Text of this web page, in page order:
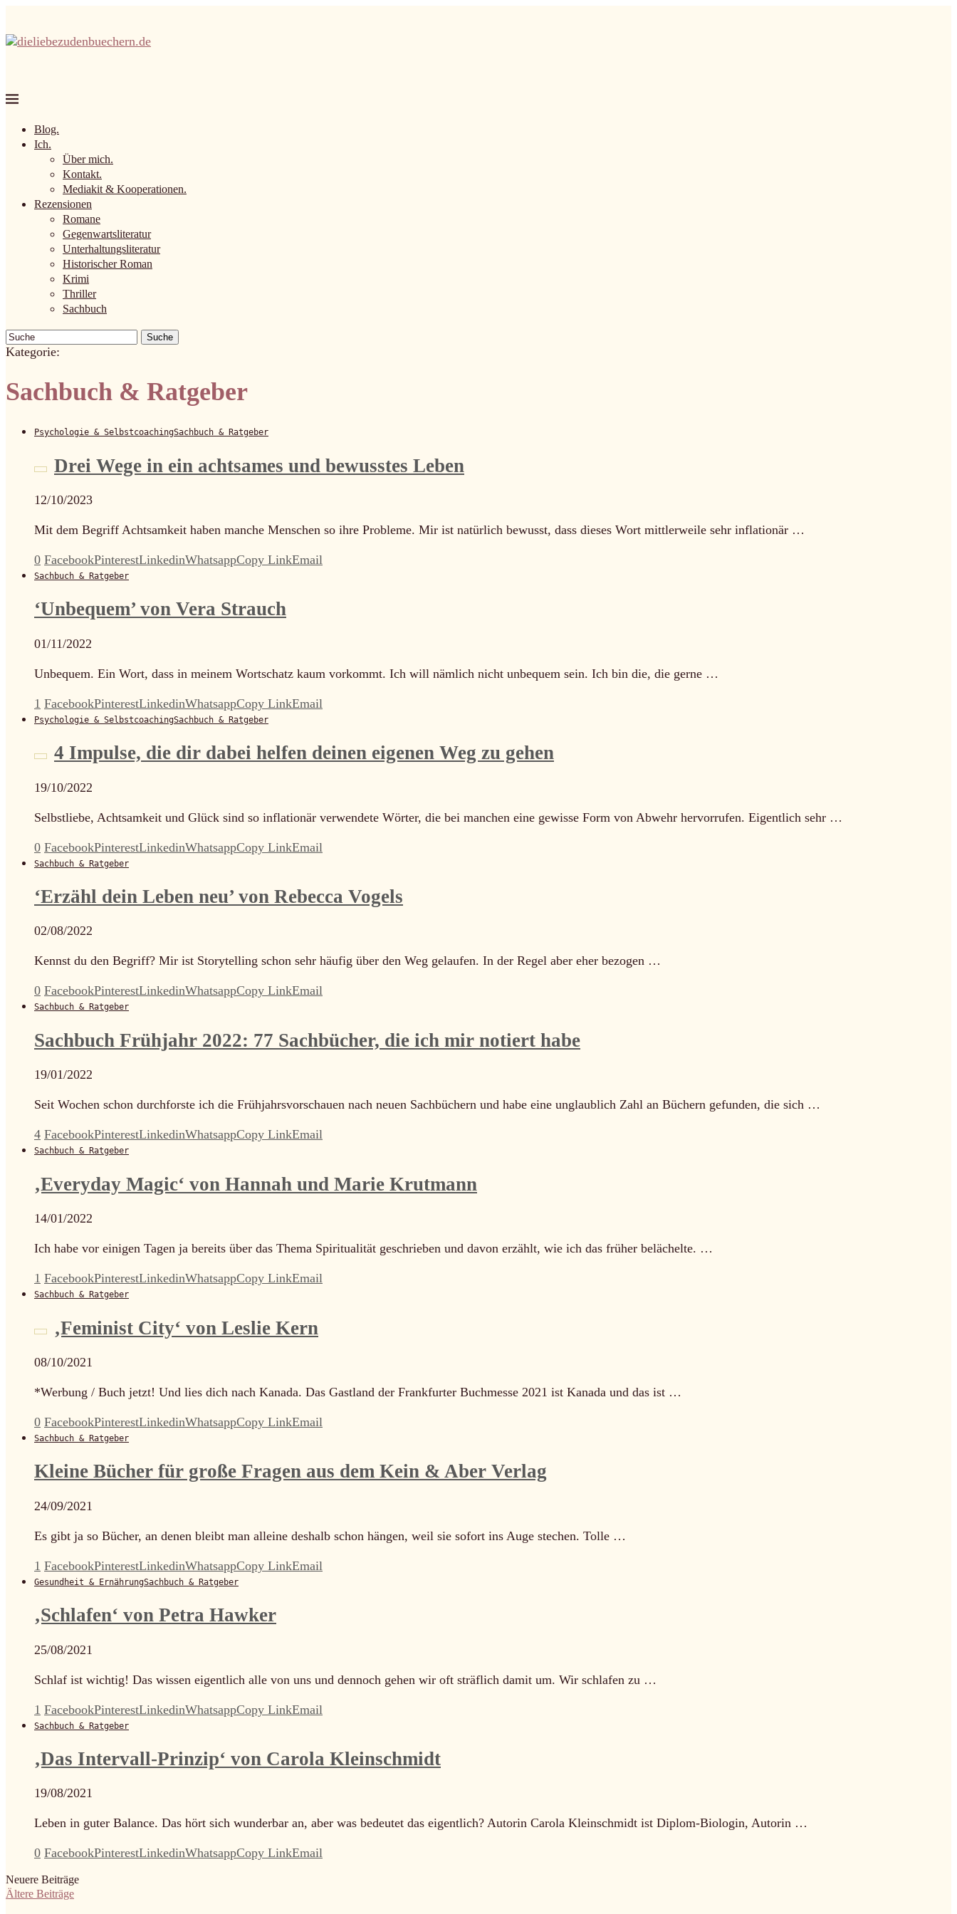
Blog.
Ich.
Über mich.
Kontakt.
Mediakit & Kooperationen.
Rezensionen
Romane
Gegenwartsliteratur
Unterhaltungsliteratur
Historischer Roman
Krimi
Thriller
Sachbuch
Suche
Kategorie:
Sachbuch & Ratgeber
Psychologie & SelbstcoachingSachbuch & Ratgeber
Drei Wege in ein achtsames und bewusstes Leben
12/10/2023
Mit dem Begriff Achtsamkeit haben manche Menschen so ihre Probleme. Mir ist natürlich bewusst, dass dieses Wort mittlerweile sehr inflationär …
0 FacebookPinterestLinkedinWhatsappCopy LinkEmail
Sachbuch & Ratgeber
‘Unbequem’ von Vera Strauch
01/11/2022
Unbequem. Ein Wort, dass in meinem Wortschatz kaum vorkommt. Ich will nämlich nicht unbequem sein. Ich bin die, die gerne …
1 FacebookPinterestLinkedinWhatsappCopy LinkEmail
Psychologie & SelbstcoachingSachbuch & Ratgeber
4 Impulse, die dir dabei helfen deinen eigenen Weg zu gehen
19/10/2022
Selbstliebe, Achtsamkeit und Glück sind so inflationär verwendete Wörter, die bei manchen eine gewisse Form von Abwehr hervorrufen. Eigentlich sehr …
0 FacebookPinterestLinkedinWhatsappCopy LinkEmail
Sachbuch & Ratgeber
‘Erzähl dein Leben neu’ von Rebecca Vogels
02/08/2022
Kennst du den Begriff? Mir ist Storytelling schon sehr häufig über den Weg gelaufen. In der Regel aber eher bezogen …
0 FacebookPinterestLinkedinWhatsappCopy LinkEmail
Sachbuch & Ratgeber
Sachbuch Frühjahr 2022: 77 Sachbücher, die ich mir notiert habe
19/01/2022
Seit Wochen schon durchforste ich die Frühjahrsvorschauen nach neuen Sachbüchern und habe eine unglaublich Zahl an Büchern gefunden, die sich …
4 FacebookPinterestLinkedinWhatsappCopy LinkEmail
Sachbuch & Ratgeber
‚Everyday Magic‘ von Hannah und Marie Krutmann
14/01/2022
Ich habe vor einigen Tagen ja bereits über das Thema Spiritualität geschrieben und davon erzählt, wie ich das früher belächelte. …
1 FacebookPinterestLinkedinWhatsappCopy LinkEmail
Sachbuch & Ratgeber
‚Feminist City‘ von Leslie Kern
08/10/2021
*Werbung / Buch jetzt! Und lies dich nach Kanada. Das Gastland der Frankfurter Buchmesse 2021 ist Kanada und das ist …
0 FacebookPinterestLinkedinWhatsappCopy LinkEmail
Sachbuch & Ratgeber
Kleine Bücher für große Fragen aus dem Kein & Aber Verlag
24/09/2021
Es gibt ja so Bücher, an denen bleibt man alleine deshalb schon hängen, weil sie sofort ins Auge stechen. Tolle …
1 FacebookPinterestLinkedinWhatsappCopy LinkEmail
Gesundheit & ErnährungSachbuch & Ratgeber
‚Schlafen‘ von Petra Hawker
25/08/2021
Schlaf ist wichtig! Das wissen eigentlich alle von uns und dennoch gehen wir oft sträflich damit um. Wir schlafen zu …
1 FacebookPinterestLinkedinWhatsappCopy LinkEmail
Sachbuch & Ratgeber
‚Das Intervall-Prinzip‘ von Carola Kleinschmidt
19/08/2021
Leben in guter Balance. Das hört sich wunderbar an, aber was bedeutet das eigentlich? Autorin Carola Kleinschmidt ist Diplom-Biologin, Autorin …
0 FacebookPinterestLinkedinWhatsappCopy LinkEmail
Neuere Beiträge
Ältere Beiträge